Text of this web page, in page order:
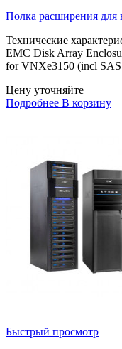
Полка расширения для
Технические
EMC Disk Array
for VNXe3150 (incl
Цену уточняйте
Подробнее В корзину
Быстрый просмотр